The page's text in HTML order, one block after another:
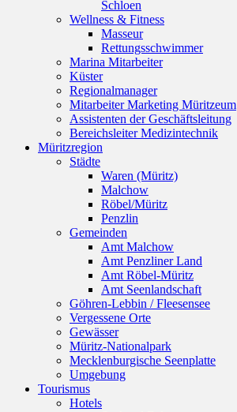
Schloen
Wellness & Fitness
Masseur
Rettungsschwimmer
Marina Mitarbeiter
Küster
Regionalmanager
Mitarbeiter Marketing Müritzeum
Assistenten der Geschäftsleitung
Bereichsleiter Medizintechnik
Müritzregion
Städte
Waren (Müritz)
Malchow
Röbel/Müritz
Penzlin
Gemeinden
Amt Malchow
Amt Penzliner Land
Amt Röbel-Müritz
Amt Seenlandschaft
Göhren-Lebbin / Fleesensee
Vergessene Orte
Gewässer
Müritz-Nationalpark
Mecklenburgische Seenplatte
Umgebung
Tourismus
Hotels